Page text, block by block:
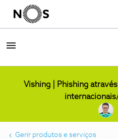
Vishing | Phishing
Gerir produtos e serviços